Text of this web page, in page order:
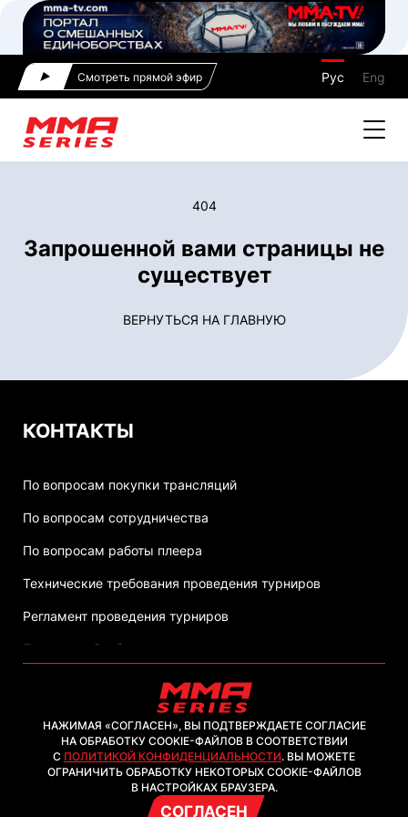
Смотреть прямой эфир Рус Eng
404
Запрошенной вами страницы не
существует
ВЕРНУТЬСЯ НА ГЛАВНУЮ
КОНТАКТЫ
По вопросам покупки трансляций
По вопросам сотрудничества
По вопросам работы плеера
Технические требования проведения турниров
Регламент проведения турниров
Политика обработки персональных данных
2026, ООО "ММА-ТВ.КОМ"
НАЖИМАЯ «СОГЛАСЕН», ВЫ ПОДТВЕРЖДАЕТЕ СОГЛАСИЕ
НА ОБРАБОТКУ COOKIE-ФАЙЛОВ В СООТВЕТСТВИИ
С ПОЛИТИКОЙ КОНФИДЕНЦИАЛЬНОСТИ. ВЫ МОЖЕТЕ
ОГРАНИЧИТЬ ОБРАБОТКУ НЕКОТОРЫХ COOKIE-ФАЙЛОВ
В НАСТРОЙКАХ БРАУЗЕРА.
СОГЛАСЕН